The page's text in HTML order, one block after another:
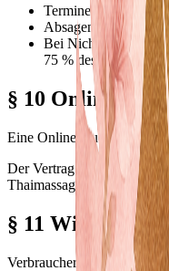
Termine sind
Absagen müssen
Bei Nichterscheinen
75 % des
§ 10 Online-
Eine Online-Buchung stellt
Der Vertrag kommt erst
Thaimassage zustande.
§ 11
Verbraucher im Sinne des